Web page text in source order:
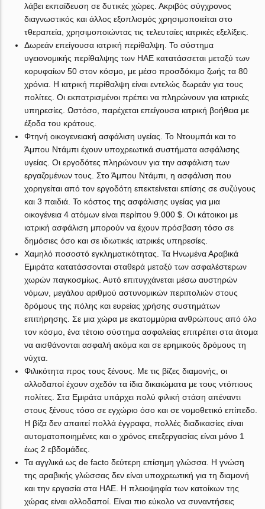
λάβει εκπαίδευση σε δυτικές χώρες. Ακριβός σύγχρονος
διαγνωστικός και άλλος εξοπλισμός χρησιμοποιείται στο
τθεραπεία, χρησιμοποιώντας τις τελευταίες ιατρικές εξελίξεις.
Δωρεάν επείγουσα ιατρική περίθαλψη. Το σύστημα
υγειονομικής περίθαλψης των ΗΑΕ κατατάσσεται μεταξύ των
κορυφαίων 50 στον κόσμο, με μέσο προσδόκιμο ζωής τα 80
χρόνια. Η ιατρική περίθαλψη είναι εντελώς δωρεάν για τους
πολίτες. Οι εκπατρισμένοι πρέπει να πληρώνουν για ιατρικές
υπηρεσίες. Ωστόσο, παρέχεται επείγουσα ιατρική βοήθεια με
έξοδα του κράτους.
Φτηνή οικογενειακή ασφάλιση υγείας. Το Ντουμπάι και το
Άμπου Ντάμπι έχουν υποχρεωτικά συστήματα ασφάλισης
υγείας. Οι εργοδότες πληρώνουν για την ασφάλιση των
εργαζομένων τους. Στο Άμπου Ντάμπι, η ασφάλιση που
χορηγείται από τον εργοδότη επεκτείνεται επίσης σε συζύγους
και 3 παιδιά. Το κόστος της ασφάλισης υγείας για μια
οικογένεια 4 ατόμων είναι περίπου 9.000 $. Οι κάτοικοι με
ιατρική ασφάλιση μπορούν να έχουν πρόσβαση τόσο σε
δημόσιες όσο και σε ιδιωτικές ιατρικές υπηρεσίες.
Χαμηλό ποσοστό εγκληματικότητας. Τα Ηνωμένα Αραβικά
Εμιράτα κατατάσσονται σταθερά μεταξύ των ασφαλέστερων
χωρών παγκοσμίως. Αυτό επιτυγχάνεται μέσω αυστηρών
νόμων, μεγάλου αριθμού αστυνομικών περιπολιών στους
δρόμους της πόλης και ευρείας χρήσης συστημάτων
επιτήρησης. Σε μια χώρα με εκατομμύρια ανθρώπους από όλο
τον κόσμο, ένα τέτοιο σύστημα ασφαλείας επιτρέπει στα άτομα
να αισθάνονται ασφαλή ακόμα και σε ερημικούς δρόμους τη
νύχτα.
Φιλικότητα προς τους ξένους. Με τις βίζες διαμονής, οι
αλλοδαποί έχουν σχεδόν τα ίδια δικαιώματα με τους ντόπιους
πολίτες. Στα Εμιράτα υπάρχει πολύ φιλική στάση απέναντι
στους ξένους τόσο σε εγχώριο όσο και σε νομοθετικό επίπεδο.
Η βίζα δεν απαιτεί πολλά έγγραφα, πολλές διαδικασίες είναι
αυτοματοποιημένες και ο χρόνος επεξεργασίας είναι μόνο 1
έως 2 εβδομάδες.
Τα αγγλικά ως de facto δεύτερη επίσημη γλώσσα. Η γνώση
της αραβικής γλώσσας δεν είναι υποχρεωτική για τη διαμονή
και την εργασία στα ΗΑΕ. Η πλειοψηφία των κατοίκων της
χώρας είναι αλλοδαποί. Είναι πιο εύκολο να συναντήσεις